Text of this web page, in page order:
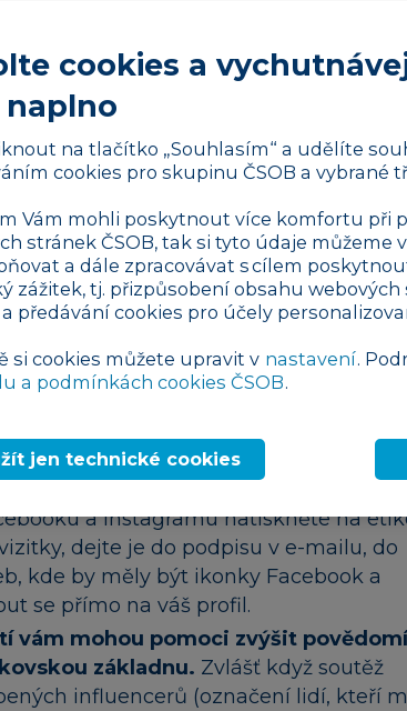
Instagram a pustíme se hned do dvou
zajímají. Každý by chtěl věřit, že
za noc a že reklama na sociálních
nechceme, ale není to tak jednoduché,
Chce to jen čas a snahu. Ideálně i
Jako podnikatel však čas, snahu i
den, tak proč by sociální sítě
na ně zaměříte a správně vše
vyplatit. Níže k tomu naleznete pár
, bez toho se nepohnete. Takže si
pěkné fotky a zajímavá videa.
zrovna vaše služba či produkt
na sociálních sítích.
a Instagramu natiskněte na
dejte je do podpisu v e-mailu, do
kde by měly být ikonky Facebook a
se přímo na váš profil.
vám mohou pomoci zvýšit
základnu. Zvlášť když soutěž
influencerů (označení lidí, kteří
cookies a
na tlačítko „Souhlasím“ a udělíte
cookies pro skupinu ČSOB a vybrané
Vám mohli poskytnout více komfortu při
stránek ČSOB, tak si tyto údaje můžeme
a dále zpracovávat s cílem
zážitek, tj. přizpůsobení obsahu
předávání cookies pro účely
si cookies můžete upravit v nastavení.
a podmínkách cookies ČSOB.
jen technické cookies